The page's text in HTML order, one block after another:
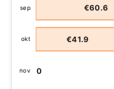
€60.6
€41.9
€0
sep
okt
nov